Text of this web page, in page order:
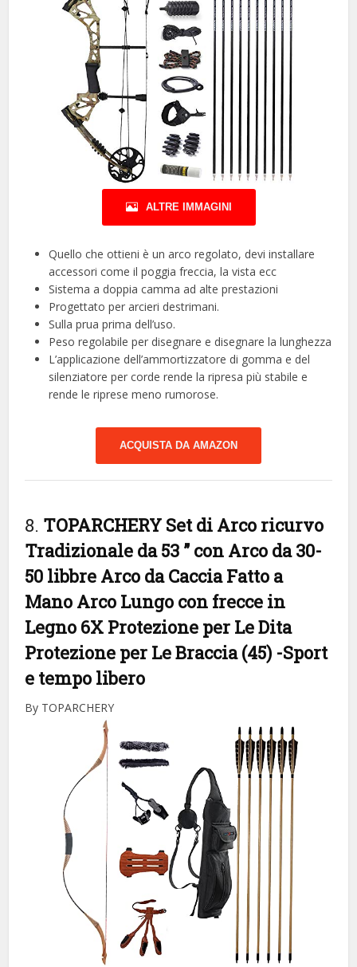
ALTRE IMMAGINI
Quello che ottieni è un arco regolato, devi installare
accessori come il poggia freccia, la vista ecc
Sistema a doppia camma ad alte prestazioni
Progettato per arcieri destrimani.
Sulla prua prima dell’uso.
Peso regolabile per disegnare e disegnare la lunghezza
L’applicazione dell’ammortizzatore di gomma e del
silenziatore per corde rende la ripresa più stabile e
rende le riprese meno rumorose.
ACQUISTA DA AMAZON
8. TOPARCHERY Set di Arco ricurvo
Tradizionale da 53 ” con Arco da 30-
50 libbre Arco da Caccia Fatto a
Mano Arco Lungo con frecce in
Legno 6X Protezione per Le Dita
Protezione per Le Braccia (45) -Sport
e tempo libero
By TOPARCHERY